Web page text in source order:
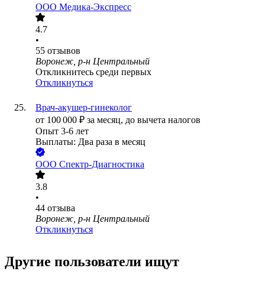
ООО Медика-Экспресс
4.7
•
55 отзывов
Воронеж, р-н Центральный
Откликнитесь среди первых
Откликнуться
Врач-акушер-гинеколог
от 100 000 ₽ за месяц, до вычета налогов
Опыт 3-6 лет
Выплаты: Два раза в месяц
ООО Спектр-Диагностика
3.8
•
44 отзыва
Воронеж, р-н Центральный
Откликнуться
Другие пользователи ищут